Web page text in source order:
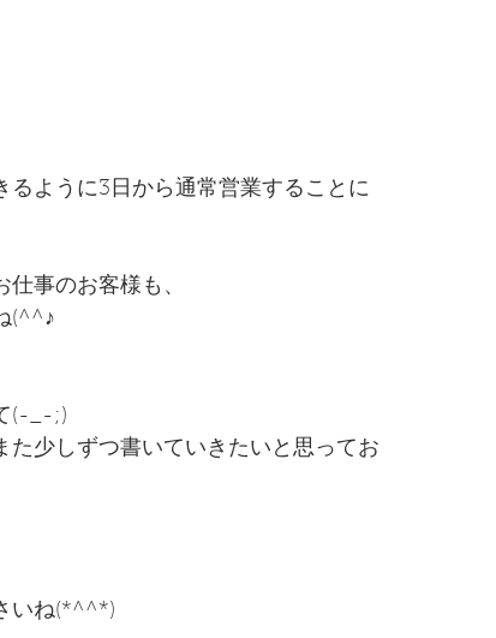
ように3日から通常営業することに
事のお客様も、
(^^♪
(-_-;)
た少しずつ書いていきたいと思ってお
いね(*^^*)